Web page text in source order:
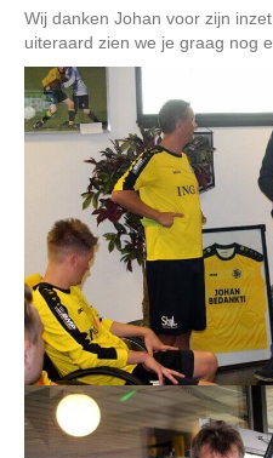
Wij danken Johan voor zijn
uiteraard zien we je graag nog